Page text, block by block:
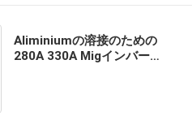
Aliminiumの溶接のための
280A 330A Migインバータ